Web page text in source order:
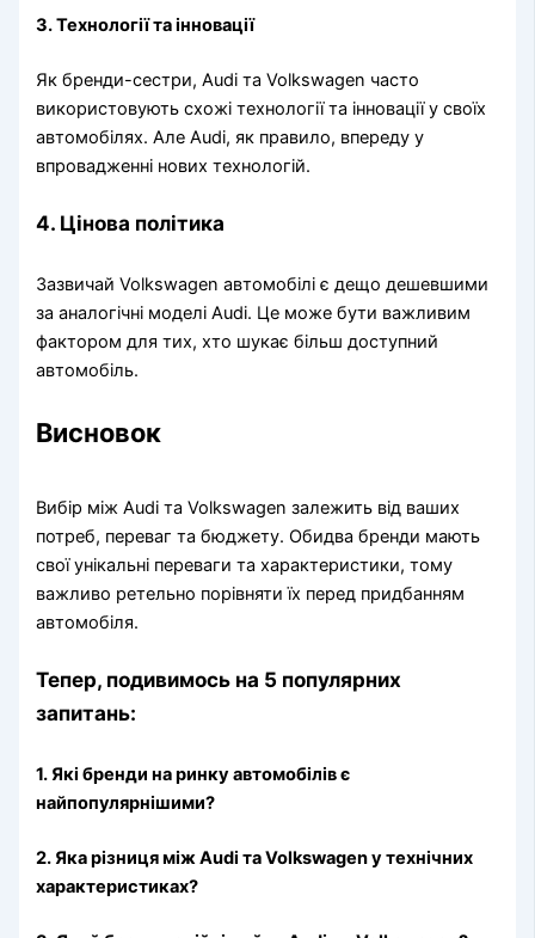
3. Технології та інновації
Як бренди-сестри, Audi та Volkswagen часто
використовують схожі технології та інновації у своїх
автомобілях. Але Audi, як правило, впереду у
впровадженні нових технологій.
4. Цінова політика
Зазвичай Volkswagen автомобілі є дещо дешевшими
за аналогічні моделі Audi. Це може бути важливим
фактором для тих, хто шукає більш доступний
автомобіль.
Висновок
Вибір між Audi та Volkswagen залежить від ваших
потреб, переваг та бюджету. Обидва бренди мають
свої унікальні переваги та характеристики, тому
важливо ретельно порівняти їх перед придбанням
автомобіля.
Тепер, подивимось на 5 популярних
запитань:
1. Які бренди на ринку автомобілів є
найпопулярнішими?
2. Яка різниця між Audi та Volkswagen у технічних
характеристиках?